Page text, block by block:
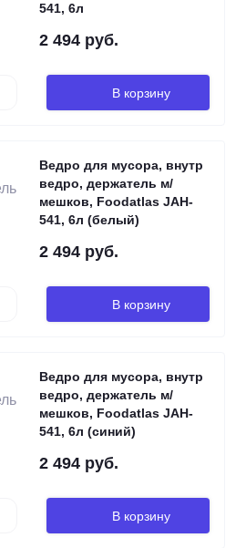
541, 6л
2 494 руб.
В корзину
Ведро для мусора, внутр
ведро, держатель м/
мешков, Foodatlas JAH-
541, 6л (белый)
2 494 руб.
В корзину
Ведро для мусора, внутр
ведро, держатель м/
мешков, Foodatlas JAH-
541, 6л (синий)
2 494 руб.
В корзину